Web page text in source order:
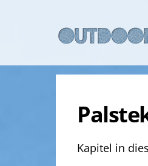
Kapitel in